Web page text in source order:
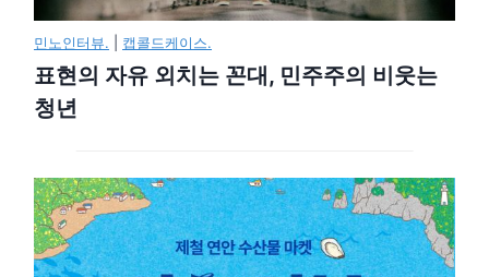
민노인터뷰. 캡콜드케이스.
표현의 자유 외치는 꼰대, 민주주의 비웃는
청년